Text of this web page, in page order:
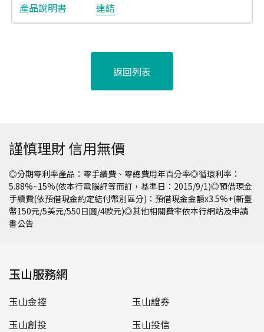
連結
返回列表
謹慎理財 信用無價
◎分期零利率產品：零手續費、零總費用年百分率◎循環利率：
5.88%~15%(依本行電腦評等而訂，基準日：2015/9/1)◎預借現金
手續費(依預借現金約定結付幣別區分)：預借現金金額x3.5%+(新臺
幣150元/5美元/550日圓/4歐元)◎其他相關費率依本行網站及申請
書公告
玉山服務網
玉山金控
玉山證券
玉山創投
玉山投信